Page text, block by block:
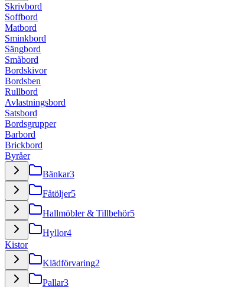
Skrivbord
Soffbord
Matbord
Sminkbord
Sängbord
Småbord
Bordskivor
Bordsben
Rullbord
Avlastningsbord
Satsbord
Bordsgrupper
Barbord
Brickbord
Byråer
Bänkar3
Fåtöljer5
Hallmöbler & Tillbehör5
Hyllor4
Kistor
Klädförvaring2
Pallar3